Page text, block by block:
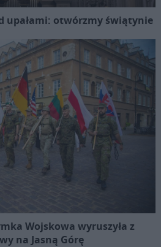
upałami: otwórzmy świątynie
Wojskowa wyruszyła z
na Jasną Górę